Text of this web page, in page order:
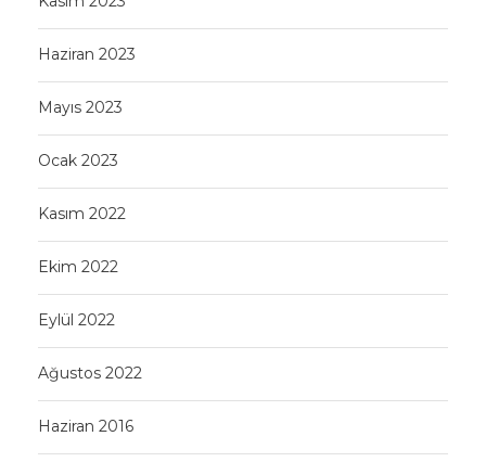
Haziran 2023
Mayıs 2023
Ocak 2023
Kasım 2022
Ekim 2022
Eylül 2022
Ağustos 2022
Haziran 2016